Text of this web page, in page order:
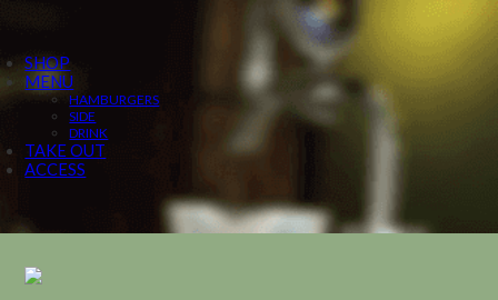
SHOP
MENU
HAMBURGERS
SIDE
DRINK
TAKE OUT
ACCESS